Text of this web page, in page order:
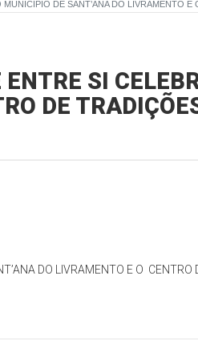
DE SANT’ANA DO LIVRAMENTO
SI
DE
DO LIVRAMENTO E O CENTRO